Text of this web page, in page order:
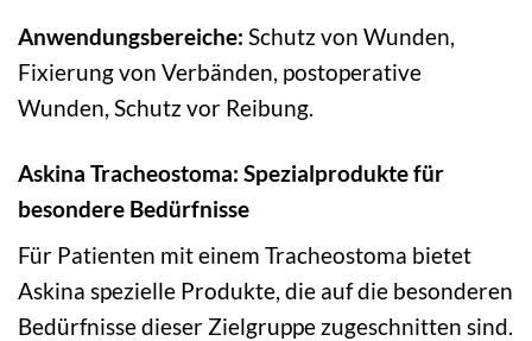
Anwendungsbereiche: Schutz von Wunden,
Fixierung von Verbänden, postoperative
Wunden, Schutz vor Reibung.
Askina Tracheostoma: Spezialprodukte für
besondere Bedürfnisse
Für Patienten mit einem Tracheostoma bietet
Askina spezielle Produkte, die auf die besonderen
Bedürfnisse dieser Zielgruppe zugeschnitten sind.